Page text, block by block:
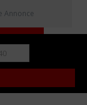
Annonce